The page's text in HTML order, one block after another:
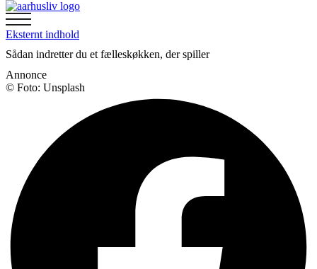
Eksternt indhold
Sådan indretter du et fælleskøkken, der spiller
Annonce
© Foto: Unsplash